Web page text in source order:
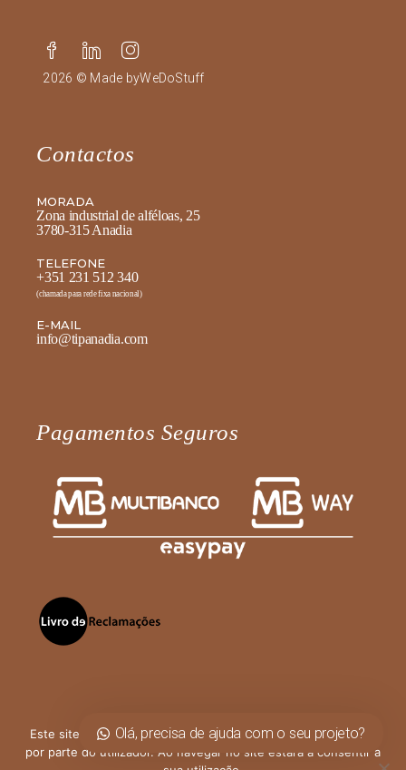
2026 © Made byWeDoStuff
Contactos
MORADA
Zona industrial de alféloas, 25
3780-315 Anadia
TELEFONE
+351 231 512 340
(chamada para rede fixa nacional)
E-MAIL
info@tipanadia.com
Pagamentos Seguros
Olá, precisa de ajuda com o seu projeto?
Este site utiliza cookies para permitir uma melhor experiência
por parte do utilizador. Ao navegar no site estará a consentir a